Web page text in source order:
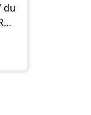
du